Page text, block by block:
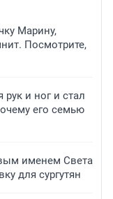
Марину,
Посмотрите,
и ног и стал
его семью
именем Света
для сургутян